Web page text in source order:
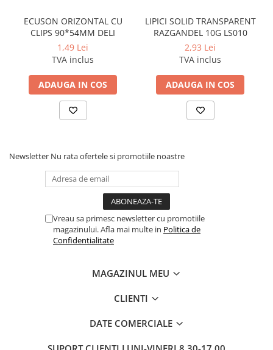
Markere evidentiatoare text
Markere permanente
Pixuri si rezerve
Carti si jocuri pentru copii
Carti de colorat si povestit
Jocuri / Party
Coperti scolare
Cerneala si rezerva pentru stilou
ECUSON ORIZONTAL CU
CLIPS 90*54MM DELI
1,49 Lei
TVA inclus
ADAUGA IN COS
LIPICI SOLID TRANSPARENT
RAZGANDEL 10G LS010
2,93 Lei
TVA inclus
ADAUGA IN COS
Newsletter Nu rata ofertele si promotiile noastre
Vreau sa primesc newsletter cu promotiile
magazinului. Afla mai multe in Politica de
Confidentialitate
MAGAZINUL MEU
CLIENTI
DATE COMERCIALE